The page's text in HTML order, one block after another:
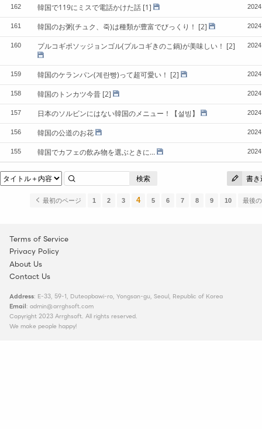
162 韓国で119にミスで電話かけた話 [1]
161 韓国のお粥(チュク、죽)は種類が豊富でびっくり！ [2]
160 プルコギポソッジョンゴル(プルコギきのこ鍋)が美味しい！ [2]
159 韓国のケランパン(계란빵)って超可愛い！ [2]
158 韓国のトンカツ今昔 [2]
157 日本のソルビンにはない韓国のメニュー！【설빙】
156 韓国の公道のお花
155 韓国でカフェの飲み物を選ぶときに…
書き
検索
最初のページ 1 2 3 4 5 6 7 8 9 10 最後
Terms of Service
Privacy Policy
About Us
Contact Us
Address: E-33, 59-1, Duteopbawi-ro, Yongsan-gu, Seoul, Republic of Korea
Email: admin@arrghsoft.com
Copyright 2023 Arrghsoft. All rights reserved.
We make people happy!